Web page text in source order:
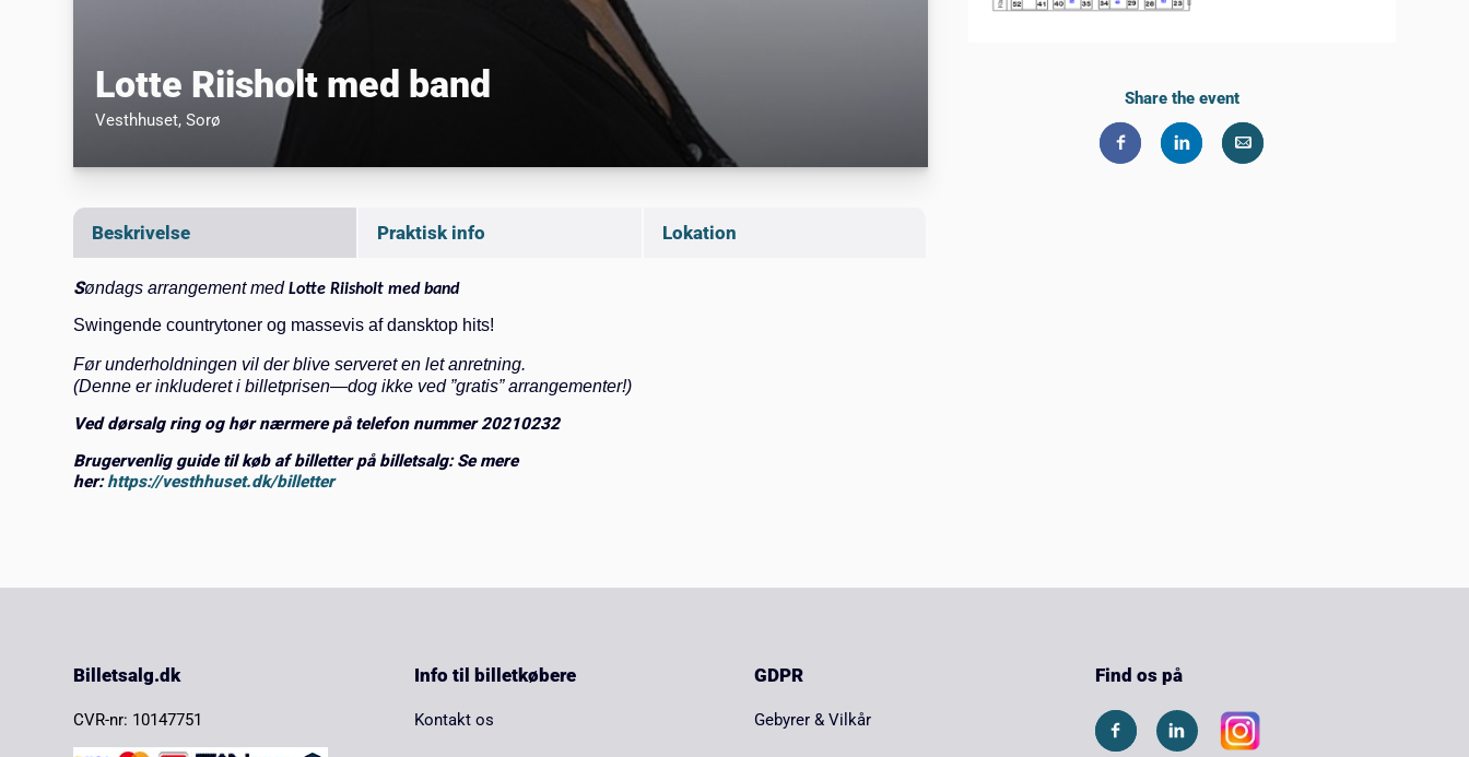
Lotte Riisholt med band
Vesthhuset, Sorø
Beskrivelse Praktisk info Lokation
Søndags arrangement medLotte Riisholt med band
Swingende countrytoner og massevis af dansktop hits!
Før underholdningen vil der blive serveret en let anretning.
(Denne er inkluderet i billetprisen—dog ikke ved ”gratis” arrangementer!)
Ved dørsalg ring og hør nærmere på telefon nummer 20210232
Brugervenlig guide til køb af billetter på billetsalg: Se mere
her:https://vesthhuset.dk/billetter
Share the event
Billetsalg.dk
CVR-nr: 10147751
Info til billetkøbere
Kontakt os
GDPR
Gebyrer & Vilkår
Find os på